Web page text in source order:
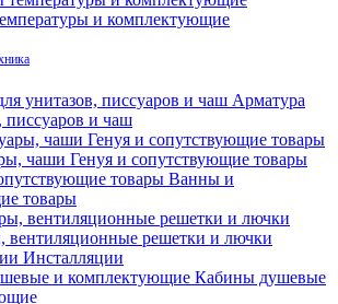
и комплектующие
Арматура
писсуаров и чаш
чаши Генуя и сопутствующие товары
Ванны и
товары
вентиляционные решетки и лючки
Инсталляции
Кабины душевые